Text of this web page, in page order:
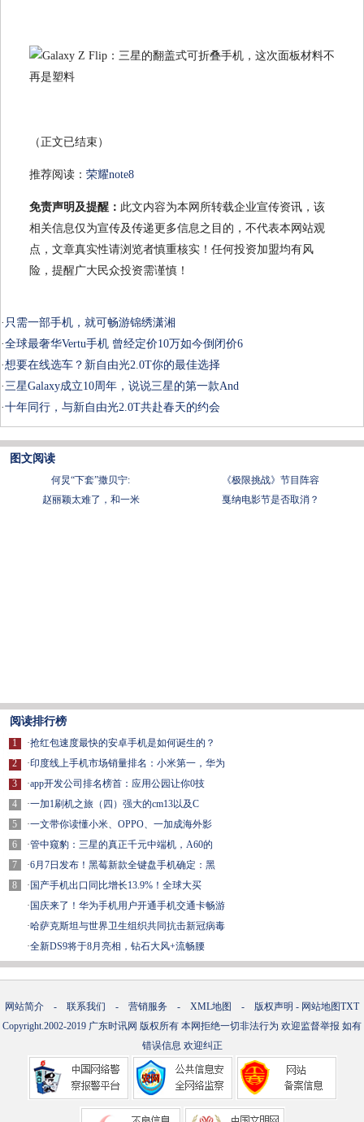
（正文已结束）
推荐阅读： 荣耀note8
免责声明及提醒： 此文内容为本网所转载企业宣传资讯，该
相关信息仅为宣传及传递更多信息之目的，不代表本网站观
点，文章真实性请浏览者慎重核实！任何投资加盟均有风
险，提醒广大民众投资需谨慎！
· 只需一部手机，就可畅游锦绣潇湘
·全球最奢华Vertu手机 曾经定价10万如今倒闭价6
·想要在线选车？新自由光2.0T你的最佳选择
· 三星Galaxy成立10周年，说说三星的第一款And
·十年同行，与新自由光2.0T共赴春天的约会
图文阅读
何炅“下套”撒贝宁:
《极限挑战》节目阵容
赵丽颖太难了，和一米
戛纳电影节是否取消？
阅读排行榜
1
2
3
4
5
6
7
8
·抢红包速度最快的安卓手机是如何诞生的？
·印度线上手机市场销量排名：小米第一，华为
·app开发公司排名榜首：应用公园让你0技
·一加1刷机之旅（四）强大的cm13以及C
·一文带你读懂小米、OPPO、一加成海外影
·管中窥豹：三星的真正千元中端机，A60的
·6月7日发布！黑莓新款全键盘手机确定：黑
·国产手机出口同比增长13.9%！全球大买
·国庆来了！华为手机用户开通手机交通卡畅游
·哈萨克斯坦与世界卫生组织共同抗击新冠病毒
·全新DS9将于8月亮相，钻石大风+流畅腰
网站简介 - 联系我们 - 营销服务 - XML地图 - 版权声明 - 网站地图TXT
Copyright.2002-2019 广东时讯网 版权所有 本网拒绝一切非法行为 欢迎监督举报 如有
错误信息 欢迎纠正